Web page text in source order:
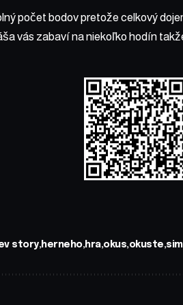
počet bodov pretože celkový
vás zabaví na niekoľko hodín
story herneho hra okus okuste